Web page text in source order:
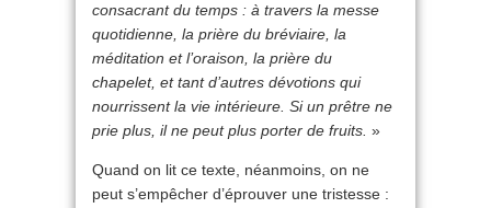
consacrant du temps : à travers la messe
quotidienne, la prière du bréviaire, la
méditation et l’oraison, la prière du
chapelet, et tant d’autres dévotions qui
nourrissent la vie intérieure. Si un prêtre ne
prie plus, il ne peut plus porter de fruits. »
Quand on lit ce texte, néanmoins, on ne
peut s’empêcher d’éprouver une tristesse :